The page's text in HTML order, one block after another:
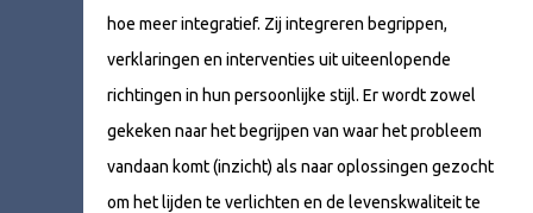
hoe meer integratief. Zij integreren begrippen,
verklaringen en interventies uit uiteenlopende
richtingen in hun persoonlijke stijl. Er wordt zowel
gekeken naar het begrijpen van waar het probleem
vandaan komt (inzicht) als naar oplossingen gezocht
om het lijden te verlichten en de levenskwaliteit te